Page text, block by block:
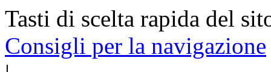
Tasti di scelta rapida del
Consigli per la navigazione